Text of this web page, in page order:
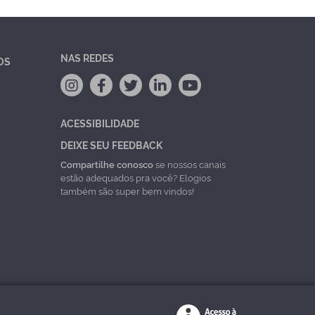
NAS REDES
ACESSIBILIDADE
DEIXE SEU FEEDBACK
Compartilhe conoscose nossos canais
estão adequados pra você? Elogios
também são super bem vindos!